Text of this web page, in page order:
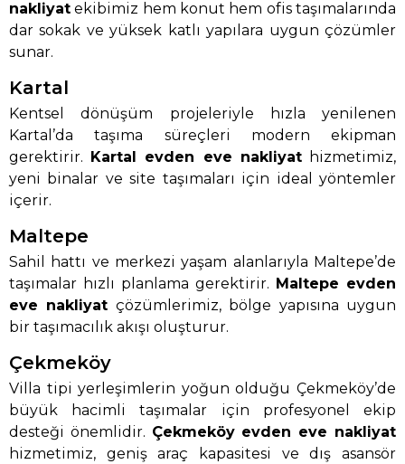
nakliyat ekibimiz hem konut hem ofis taşımalarında
dar sokak ve yüksek katlı yapılara uygun çözümler
sunar.
Kartal
Kentsel dönüşüm projeleriyle hızla yenilenen
Kartal’da taşıma süreçleri modern ekipman
gerektirir.
Kartal evden eve nakliyathizmetimiz,
yeni binalar ve site taşımaları için ideal yöntemler
içerir.
Maltepe
Sahil hattı ve merkezi yaşam alanlarıyla Maltepe’de
taşımalar hızlı planlama gerektirir. Maltepe evden
eve nakliyat çözümlerimiz, bölge yapısına uygun
bir taşımacılık akışı oluşturur.
Çekmeköy
Villa tipi yerleşimlerin yoğun olduğu Çekmeköy’de
büyük hacimli taşımalar için profesyonel ekip
desteği önemlidir. Çekmeköy evden eve nakliyat
hizmetimiz, geniş araç kapasitesi ve dış asansör